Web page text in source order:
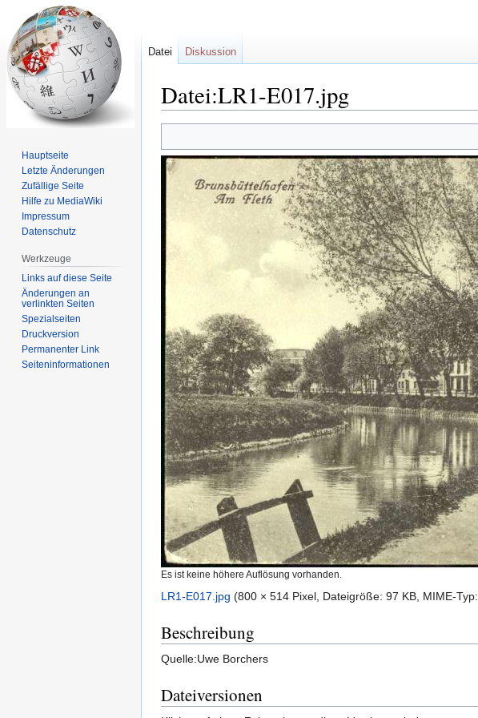
Datei:LR1-E017.jpg
Navigation
springen
Suche
springen
Es ist keine höhere Auflösung vorhanden.
LR1-E017.jpg (800 × 514 Pixel, Dateigröße: 97 KB, MIME-Typ:
Beschreibung
Quelle:Uwe Borchers
Dateiversionen
Datei Diskussion
Hauptseite
Letzte Änderungen
Zufällige Seite
Hilfe zu MediaWiki
Impressum
Datenschutz
Werkzeuge
Links auf diese Seite
Änderungen an
verlinkten Seiten
Spezialseiten
Druckversion
Permanenter Link
Seiten­informationen